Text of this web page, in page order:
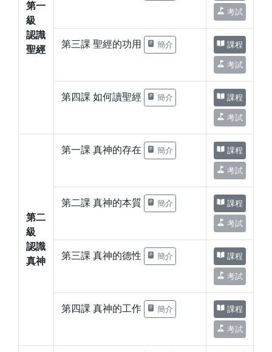
第一
級
認識
聖經
考試
第三課 聖經的功用 簡介 課程
考試
第四課 如何讀聖經 簡介 課程
考試
第二
級
認識
真神
第一課 真神的存在 簡介 課程
考試
第二課 真神的本質 簡介 課程
考試
第三課 真神的德性 簡介 課程
考試
第四課 真神的工作 簡介 課程
考試